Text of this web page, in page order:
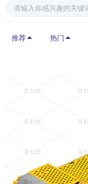
推荐 热门